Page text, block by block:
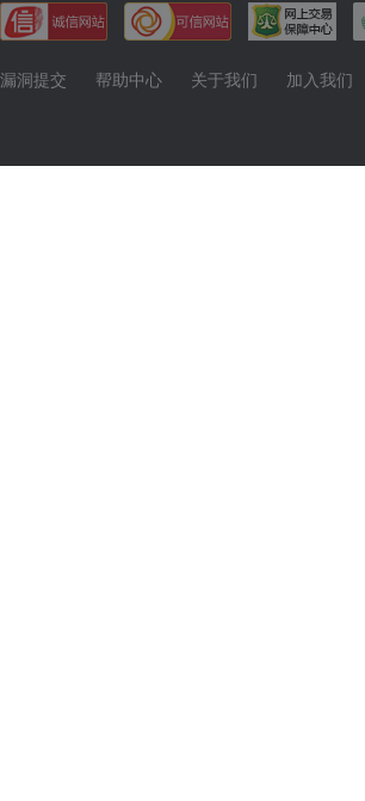
漏洞提交 帮助中心 关于我们 加入我们